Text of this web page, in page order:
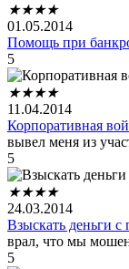
★★★★
01.05.2014
Помощь при
5
★★★★
11.04.2014
Корпоративная
вывел меня из
5
★★★★
24.03.2014
Взыскать деньги с
врал, что мы
5